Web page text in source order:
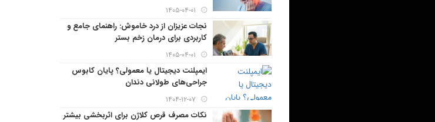
۱۴۰۵-۰۴-۰۱
نجات عزیزان از درد خاموش: راهنمای جامع و
کاربردی برای درمان زخم بستر
۱۴۰۵-۰۴-۰۱
ایمپلنت دیجیتال یا معمولی؟ پایان کابوس
جراحی‌های طولانی دندان
۱۴۰۴-۱۲-۰۷
نکات مصرف قرص کلاژن برای اثربخشی بیشتر